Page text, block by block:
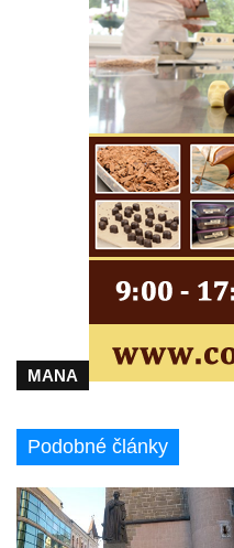
Rychnově u Jablonce nad
Výklenková kaple u
v Krásné u Pěnčína
Márnice na hřbitově v
Výklenková kaple naproti
Krásné u Pěnčína
Kostel svatého Josefa v
Kostel Panny Marie
Hřbitovní kaple/márnice na
Teplicích nad Metují
Kostel svatého Vavřince v
Metují
Hrobová kaple Johanna
hřbitově na Vlčí Hoře
Kaple Panny Marie
Kostel svatého
MANA
Podobné články